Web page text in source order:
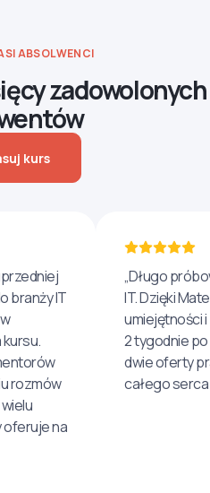
ABSOLWENCI
zadowolonych
kurs
branży IT
rozmów
oferuje na
„Długo
IT. Dzięki
umiejętności
2 tygodnie
dwie oferty
całego serca